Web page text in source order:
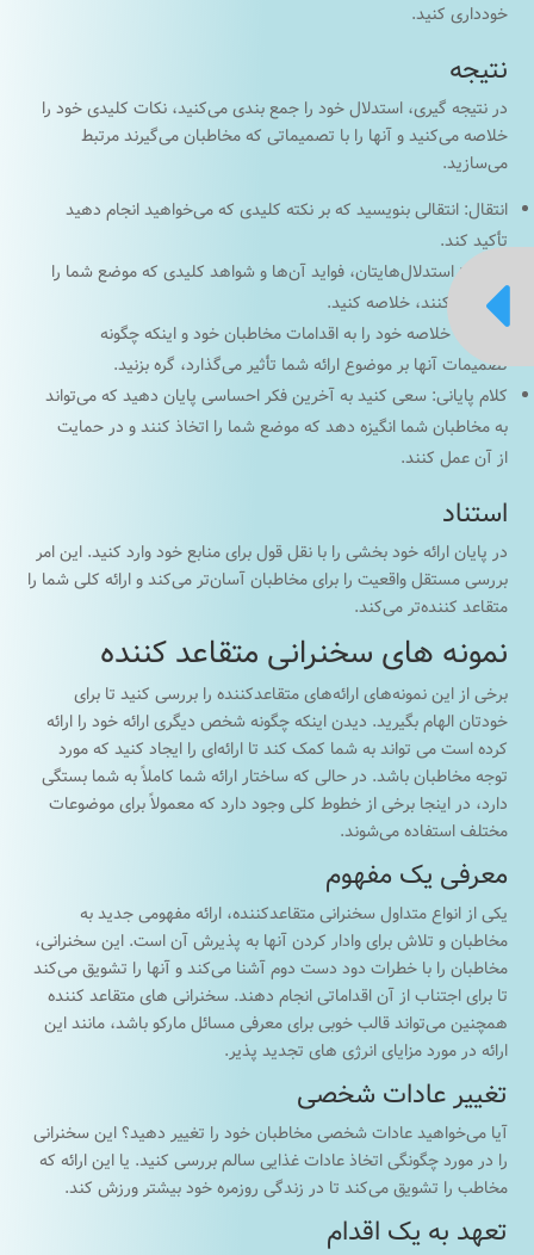
خودداری کنید.
نتیجه
در نتیجه گیری، استدلال خود را جمع بندی می‌کنید، نکات کلیدی خود را
خلاصه می‌کنید و آنها را با تصمیماتی که مخاطبان می‌گیرند مرتبط
می‌سازید.
انتقال: انتقالی بنویسید که بر نکته کلیدی که می‌خواهید انجام دهید
تأکید کند.
خلاصه: استدلال‌هایتان، فواید آن‌ها و شواهد کلیدی که موضع شما را
تأیید می‌کنند، خلاصه کنید.
بازنگری: خلاصه خود را به اقدامات مخاطبان خود و اینکه چگونه
تصمیمات آنها بر موضوع ارائه شما تأثیر می‌گذارد، گره بزنید.
کلام پایانی: سعی کنید به آخرین فکر احساسی پایان دهید که می‌تواند
به مخاطبان شما انگیزه دهد که موضع شما را اتخاذ کنند و در حمایت
از آن عمل کنند.
استناد
در پایان ارائه خود بخشی را با نقل قول برای منابع خود وارد کنید. این امر
بررسی مستقل واقعیت را برای مخاطبان آسان‌تر می‌کند و ارائه کلی شما را
متقاعد کننده‌تر می‌کند.
نمونه های سخنرانی متقاعد کننده
برخی از این نمونه‌های ارائه‌های متقاعدکننده را بررسی کنید تا برای
خودتان الهام بگیرید. دیدن اینکه چگونه شخص دیگری ارائه خود را ارائه
کرده است می تواند به شما کمک کند تا ارائه‌ای را ایجاد کنید که مورد
توجه مخاطبان باشد. در حالی که ساختار ارائه شما کاملاً به شما بستگی
دارد، در اینجا برخی از خطوط کلی وجود دارد که معمولاً برای موضوعات
مختلف استفاده می‌شوند.
معرفی یک مفهوم
یکی از انواع متداول سخنرانی متقاعدکننده، ارائه مفهومی جدید به
مخاطبان و تلاش برای وادار کردن آنها به پذیرش آن است. این سخنرانی،
مخاطبان را با خطرات دود دست دوم آشنا می‌کند و آنها را تشویق می‌کند
تا برای اجتناب از آن اقداماتی انجام دهند. سخنرانی های متقاعد کننده
همچنین می‌تواند قالب خوبی برای معرفی مسائل مارکو باشد، مانند این
ارائه در مورد مزایای انرژی های تجدید پذیر.
تغییر عادات شخصی
آیا می‌خواهید عادات شخصی مخاطبان خود را تغییر دهید؟ این سخنرانی
را در مورد چگونگی اتخاذ عادات غذایی سالم بررسی کنید. یا این ارائه که
مخاطب را تشویق می‌کند تا در زندگی روزمره خود بیشتر ورزش کند.
تعهد به یک اقدام
